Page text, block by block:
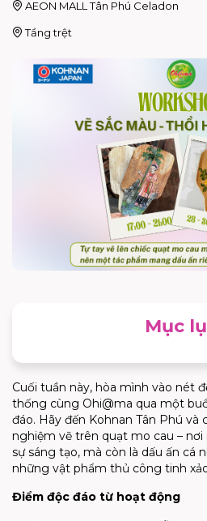
AEON MALL Tân Phú Celadon
Tầng trệt
Mục
Cuối tuần này, hòa mình vào nét
thống cùng Ohi@ma qua một
đáo. Hãy đến Kohnan Tân Phú
nghiệm vẽ trên quạt mo cau –
sự sáng tạo, mà còn là dấu ấn cá
những vật phẩm thủ công tinh
Điểm độc đáo từ hoạt động